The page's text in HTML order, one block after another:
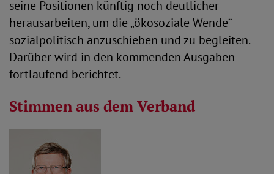
seine Positionen künftig noch deutlicher
herausarbeiten, um die „ökosoziale Wende“
sozialpolitisch anzuschieben und zu begleiten.
Darüber wird in den kommenden Ausgaben
fortlaufend berichtet.
Stimmen aus dem Verband